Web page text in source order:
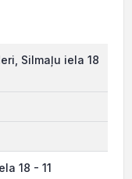
Silmaļu iela 18
18 - 11